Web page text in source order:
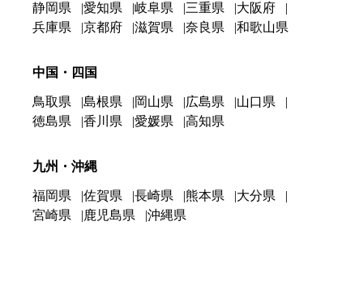
静岡県 愛知県 岐阜県 三重県
大阪府
兵庫県
京都府 滋賀県 奈良県 和歌山県
中国・四国
鳥取県 島根県 岡山県 広島県
山口県
徳島県
香川県 愛媛県 高知県
九州・沖縄
福岡県 佐賀県 長崎県 熊本県
大分県
宮崎県
鹿児島県 沖縄県